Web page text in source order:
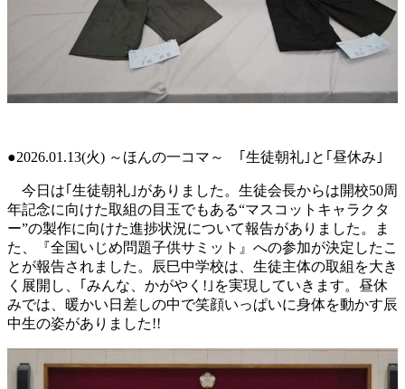
●2026.01.13(火) ～ほんの一コマ～ ｢生徒朝礼｣と｢昼休み｣
今日は｢生徒朝礼｣がありました。生徒会長からは開校50周
年記念に向けた取組の目玉でもある“マスコットキャラクタ
ー”の製作に向けた進捗状況について報告がありました。ま
た、『全国いじめ問題子供サミット』への参加が決定したこ
とが報告されました。辰巳中学校は、生徒主体の取組を大き
く展開し、｢みんな、かがやく!｣を実現していきます。昼休
みでは、暖かい日差しの中で笑顔いっぱいに身体を動かす辰
中生の姿がありました!!